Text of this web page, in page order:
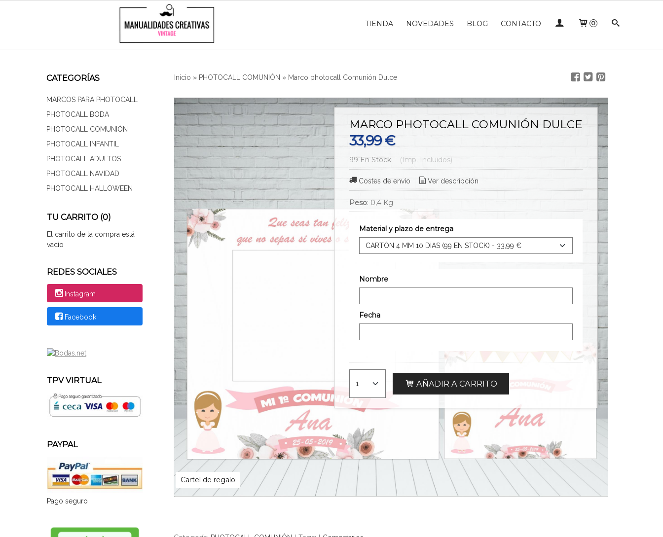
TIENDA NOVEDADES BLOG CONTACTO 0
CATEGORÍAS
MARCOS PARA PHOTOCALL
PHOTOCALL BODA
PHOTOCALL COMUNIÓN
PHOTOCALL INFANTIL
PHOTOCALL ADULTOS
PHOTOCALL NAVIDAD
PHOTOCALL HALLOWEEN
TU CARRITO (0)
El carrito de la compra está
vacío
REDES SOCIALES
Instagram
Facebook
TPV VIRTUAL
PAYPAL
Pago seguro
Inicio » PHOTOCALL COMUNIÓN » Marco photocall Comunión Dulce
Cartel de regalo
MARCO PHOTOCALL COMUNIÓN DULCE
33,99 €
99 En Stock - (Imp. Incluidos)
Costes de envío Ver descripción
Peso: 0,4 Kg
Material y plazo de entrega
Nombre
Fecha
AÑADIR A CARRITO